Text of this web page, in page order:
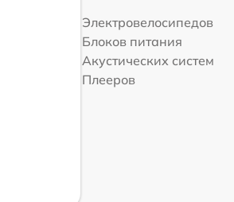
Электровелосипедов
Блоков питания
Акустических систем
Плееров